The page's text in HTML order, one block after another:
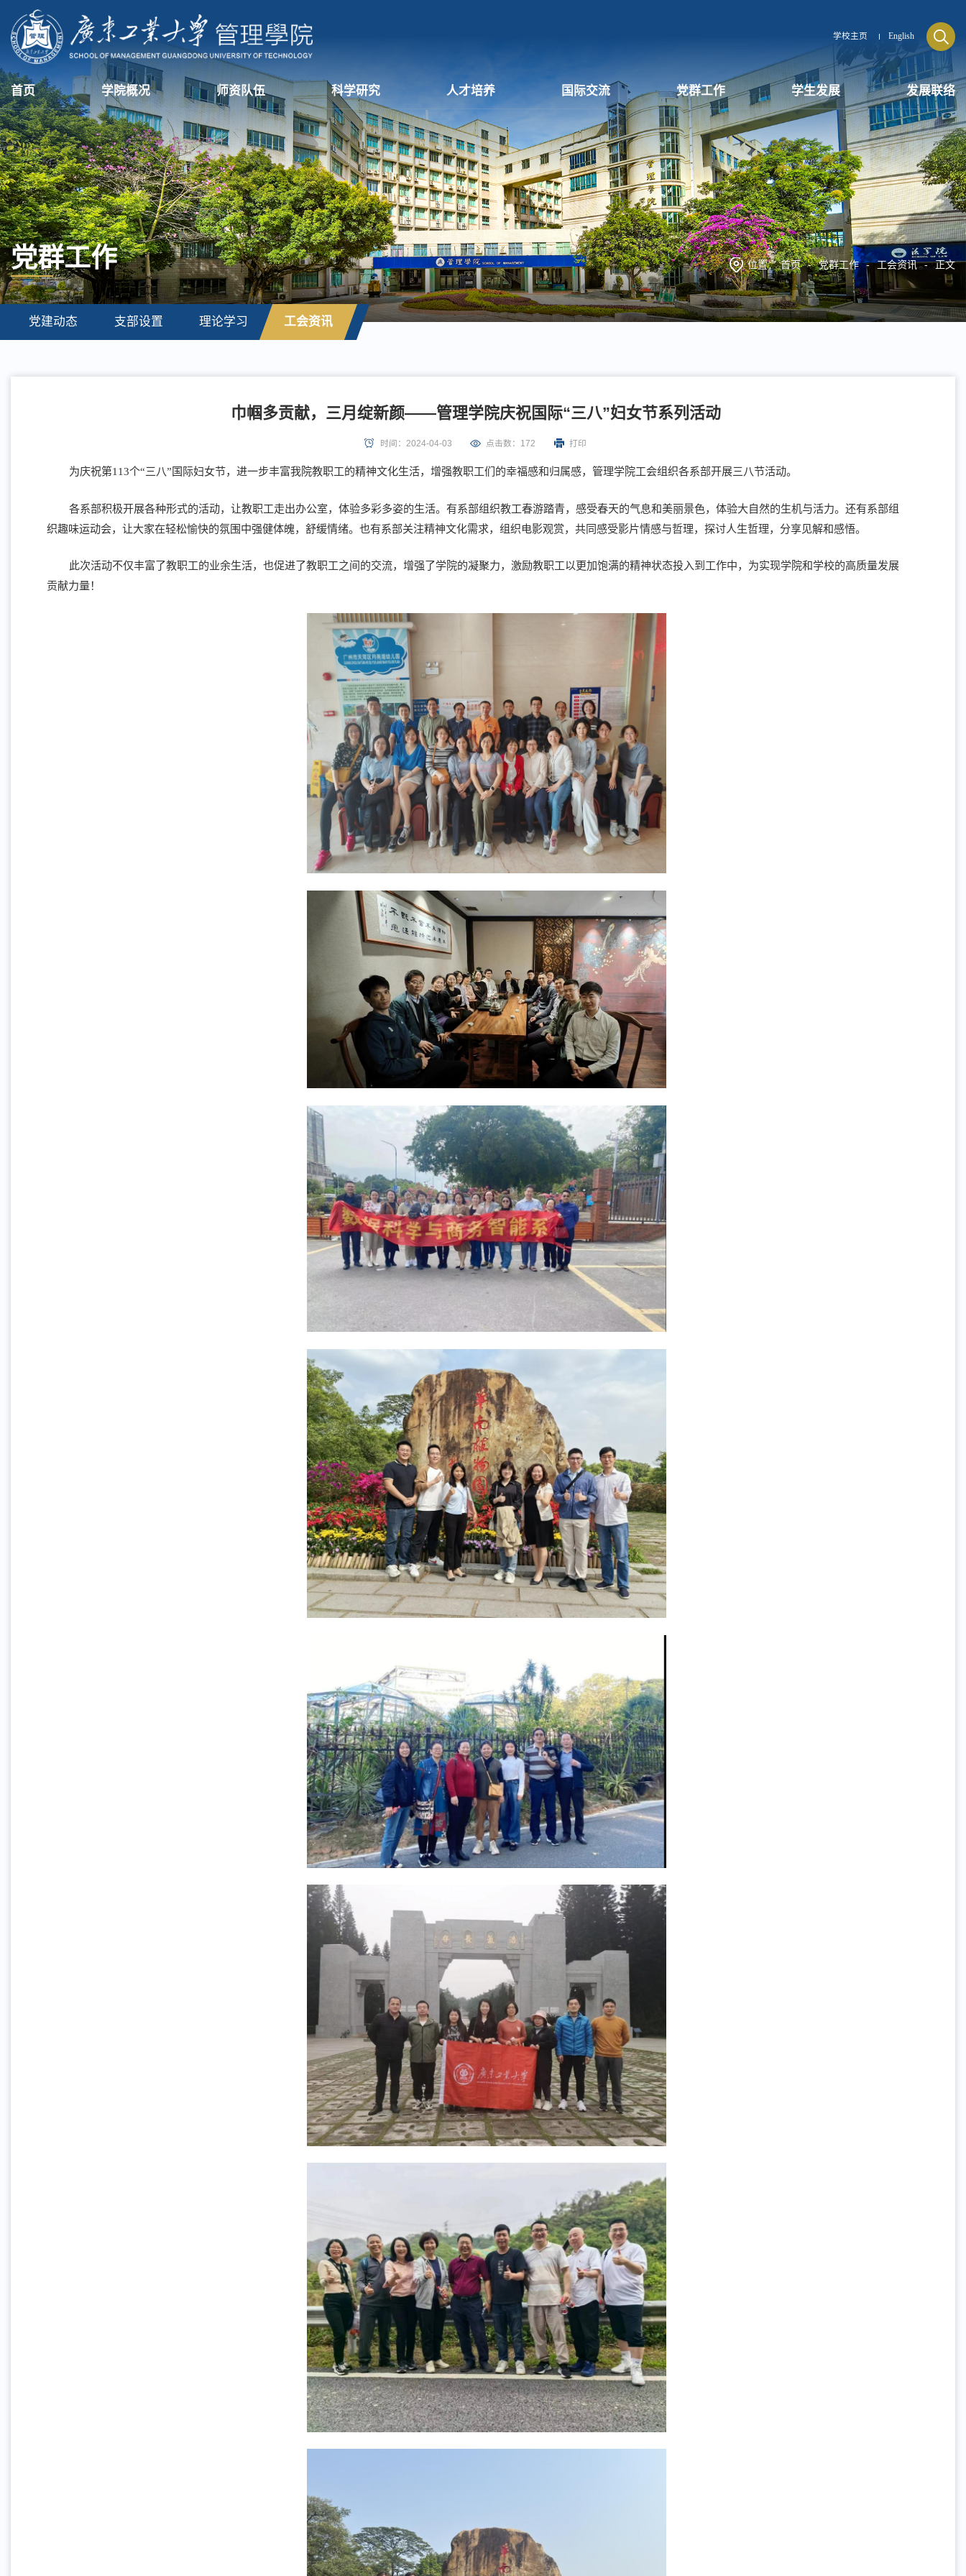
学校主页 English
首页 学院概况 师资队伍 科学研究 人才培养 国际交流 党群工作 学生发展 发展联络
党群工作 位置：首页 - 党群工作 - 工会资讯 - 正文
党建动态 支部设置 理论学习 工会资讯
巾帼多贡献，三月绽新颜——管理学院庆祝国际“三八”妇女节系列活动
时间：2024-04-03 点击数： 172 打印
为庆祝第113个“三八”国际妇女节，进一步丰富我院教职工的精神文化生活，增强教职工们的幸福感和归属感，管理学院工会组织各系部开展三八节活动。
各系部积极开展各种形式的活动，让教职工走出办公室，体验多彩多姿的生活。有系部组织教工春游踏青，感受春天的气息和美丽景色，体验大自然的生机与活力。还有系部组
织趣味运动会，让大家在轻松愉快的氛围中强健体魄，舒缓情绪。也有系部关注精神文化需求，组织电影观赏，共同感受影片情感与哲理，探讨人生哲理，分享见解和感悟。
此次活动不仅丰富了教职工的业余生活，也促进了教职工之间的交流，增强了学院的凝聚力，激励教职工以更加饱满的精神状态投入到工作中，为实现学院和学校的高质量发展
贡献力量！